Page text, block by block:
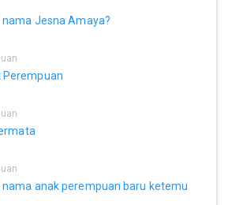
Jesna Amaya?
Perempuan
nama anak perempuan baru ketemu